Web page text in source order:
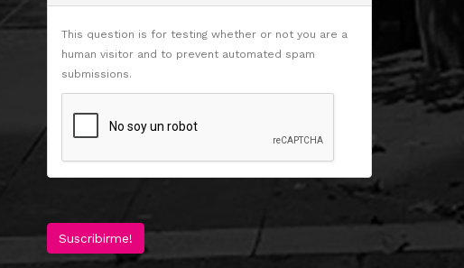
This question is for testing whether or not you are a
human visitor and to prevent automated spam
submissions.
Suscribirme!